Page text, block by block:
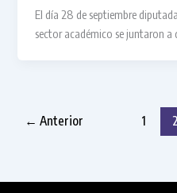
El día 28 de septiembre
sector académico se juntaron a
← Anterior 1 2